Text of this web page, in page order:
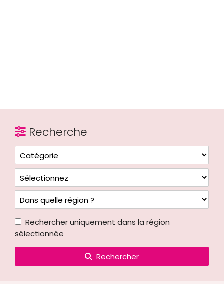
Recherche
Rechercher uniquement dans la région
sélectionnée
Rechercher